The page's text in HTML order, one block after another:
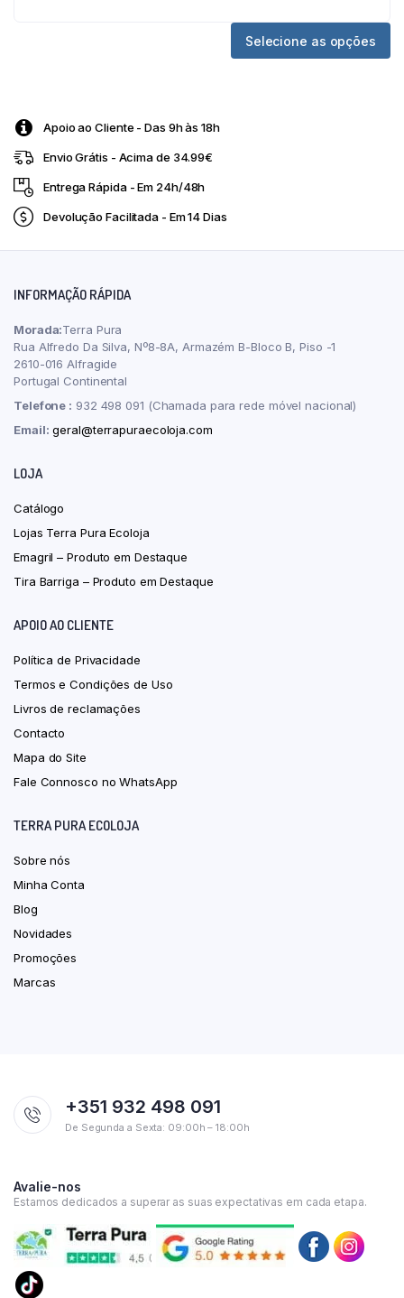
Selecione as opções
Apoio ao Cliente - Das 9h às 18h
Envio Grátis - Acima de 34.99€
Entrega Rápida - Em 24h/48h
Devolução Facilitada - Em 14 Dias
INFORMAÇÃO RÁPIDA
Morada:Terra Pura
Rua Alfredo Da Silva, Nº8-8A, Armazém B-Bloco B, Piso -1
2610-016 Alfragide
Portugal Continental
Telefone : 932 498 091 (Chamada para rede móvel nacional)
Email: geral@terrapuraecoloja.com
LOJA
Catálogo
Lojas Terra Pura Ecoloja
Emagril – Produto em Destaque
Tira Barriga – Produto em Destaque
APOIO AO CLIENTE
Política de Privacidade
Termos e Condições de Uso
Livros de reclamações
Contacto
Mapa do Site
Fale Connosco no WhatsApp
TERRA PURA ECOLOJA
Sobre nós
Minha Conta
Blog
Novidades
Promoções
Marcas
+351 932 498 091
De Segunda a Sexta: 09:00h – 18:00h
Avalie-nos
Estamos dedicados a superar as suas expectativas em cada etapa.